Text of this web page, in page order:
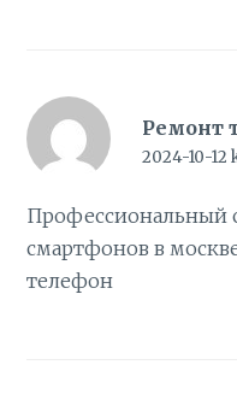
Ремонт
2024-10-12
Профессиональный
смартфонов в
телефон